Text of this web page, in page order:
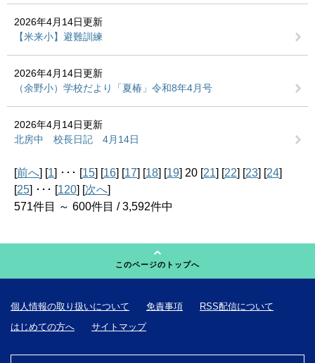
2026年4月14日更新
【米来小】避難訓練
2026年4月14日更新
（余野小）学校だより「夏椿」令和8年4月号
2026年4月14日更新
北房中 校長日記 4月14日
[前へ] [1] ･･･ [15] [16] [17] [18] [19] 20 [21] [22] [23] [24]
[25] ･･･ [120] [次へ]
571件目 ～ 600件目 / 3,592件中
このページのトップへ
個人情報の取り扱いについて 免責事項
RSS配信について
はじめての方へ
サイトマップ